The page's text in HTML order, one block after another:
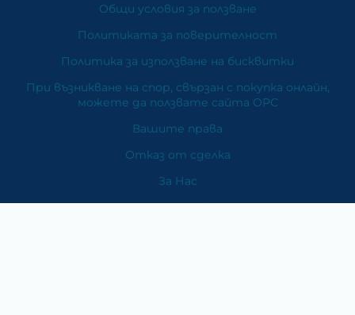
Общи условия за ползване
Политиката за поверителност
Политика за използване на бисквитки
При възникване на спор, свързан с покупка онлайн,
можете да ползвате сайта ОРС
Вашите права
Отказ от сделка
За Нас
Карта на сайта